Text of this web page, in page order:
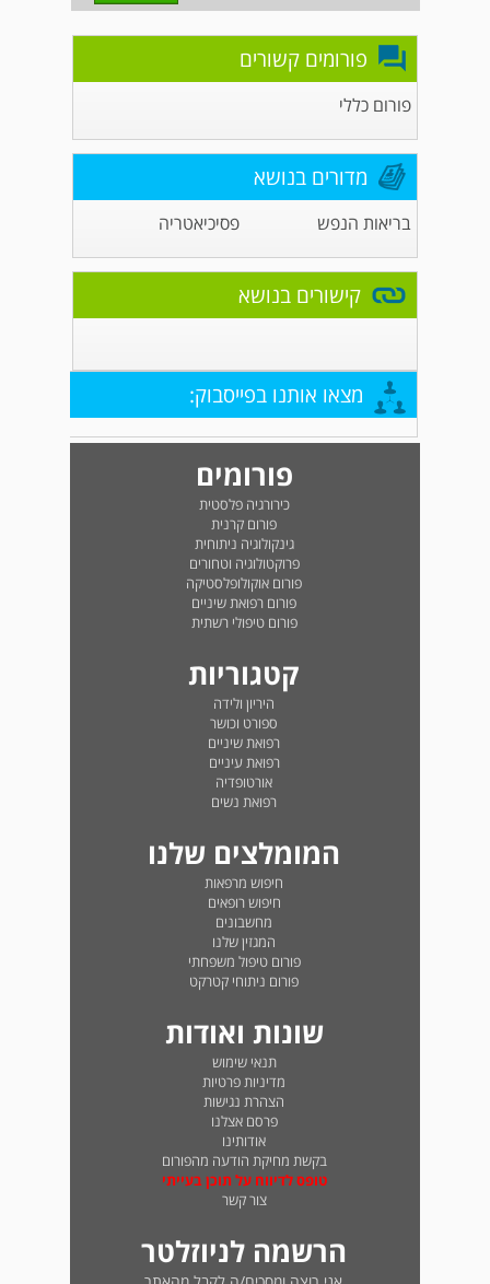
פורומים קשורים
פורום כללי
מדורים בנושא
בריאות הנפש פסיכיאטריה
קישורים בנושא
מצאו אותנו בפייסבוק:
פורומים
כירורגיה פלסטית
פורום קרנית
גינקולוגיה ניתוחית
פרוקטולוגיה וטחורים
פורום אוקולופלסטיקה
פורום רפואת שיניים
פורום טיפולי רשתית
קטגוריות
היריון ולידה
ספורט וכושר
רפואת שיניים
רפואת עיניים
אורטופדיה
רפואת נשים
המומלצים שלנו
חיפוש מרפאות
חיפוש רופאים
מחשבונים
המגזין שלנו
פורום טיפול משפחתי
פורום ניתוחי קטרקט
שונות ואודות
תנאי שימוש
מדיניות פרטיות
הצהרת נגישות
פרסם אצלנו
אודותינו
בקשת מחיקת הודעה מהפורום
טופס לדיווח על תוכן בעייתי
צור קשר
הרשמה לניוזלטר